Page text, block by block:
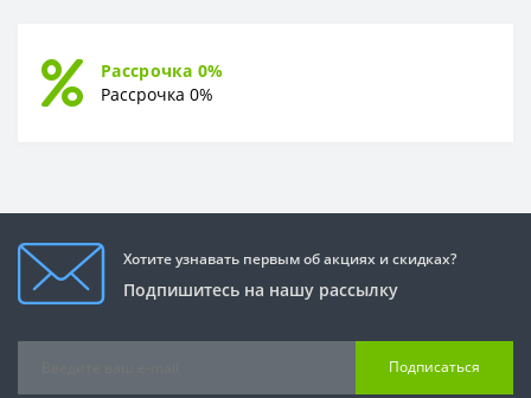
Рассрочка 0%
Рассрочка 0%
Хотите узнавать первым об акциях и скидках?
Подпишитесь на нашу рассылку
Подписаться